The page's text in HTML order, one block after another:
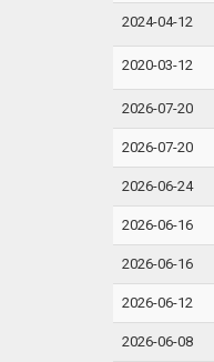
2024-04-12
2020-03-12
2026-07-20
2026-07-20
2026-06-24
2026-06-16
2026-06-16
2026-06-12
2026-06-08